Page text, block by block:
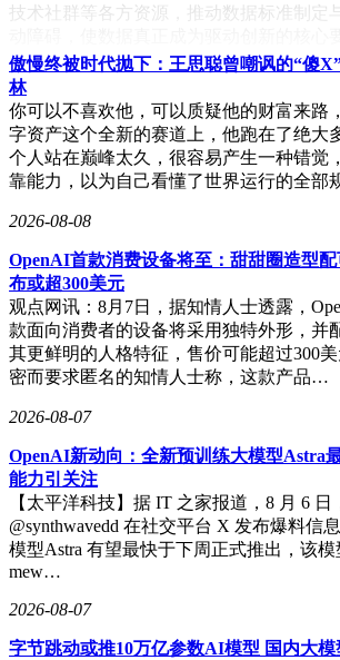
技术社群等各方资源，推动数据标准制定
在当前全球经济增长乏力的背景下，数字
展势头。人工智能等新一代技术的突破性
字时代的战略资源。世界数据组织的成立
全球数据资源高效配置，为人工智能发展
推动传统产业数字化转型，为全球经济增
织将重点建设国际产业合作机制，消除数
放共赢的数字生态。
北京成为世界数据组织总部所在地，既体
国际影响力，也反映了国际社会对中国数
中国在数字基础设施建设、电子商务发展
域取得的成就，为全球数字治理提供了重
项工作的逐步展开，预计将在标准制定、
等方面取得实质性进展，为构建数字命运
傲慢终被时代抛下：王思聪曾嘲讽的“傻
林
你可以不喜欢他，可以质疑他的财富来路
字资产这个全新的赛道上，他跑在了绝大
个人站在巅峰太久，很容易产生一种错觉
靠能力，以为自己看懂了世界运行的全部
2026-08-08
OpenAI首款消费设备将至：甜甜圈造型配
布或超300美元
观点网讯：8月7日，据知情人士透露，
款面向消费者的设备将采用独特外形，并
其更鲜明的人格特征，售价可能超过300
密而要求匿名的知情人士称，这款产品…
2026-08-07
OpenAI新动向：全新预训练大模型Astra
能力引关注
【太平洋科技】据 IT 之家报道，8 月 6 日
@synthwavedd 在社交平台 X 发布爆料信
模型Astra 有望最快于下周正式推出，该
mew…
2026-08-07
字节跳动或推10万亿参数AI模型 国内大